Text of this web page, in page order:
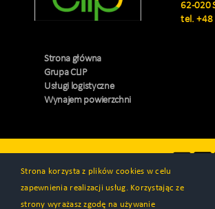
62-020
tel.
Strona główna
Grupa CLIP
Usługi logistyczne
Wynajem powierzchni
Strona korzysta z plików cookies w celu
zapewnienia realizacji usług. Korzystając ze
strony wyrażasz zgodę na używanie